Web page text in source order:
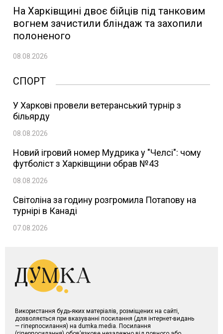
На Харківщині двоє бійців під танковим
вогнем зачистили бліндаж та захопили
полоненого
08.08.2026
СПОРТ
У Харкові провели ветеранський турнір з
більярду
08.08.2026
Новий ігровий номер Мудрика у "Челсі": чому
футболіст з Харківщини обрав №43
08.08.2026
Світоліна за годину розгромила Потапову на
турнірі в Канаді
07.08.2026
Використання будь-яких матеріалів, розміщених на сайті,
дозволяється при вказуванні посилання (для інтернет-видань
— гіперпосилання) на dumka.media. Посилання